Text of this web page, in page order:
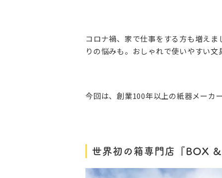
コロナ禍、家で仕事をする方も増え
りの悩みも。おしゃれで使いやすい
今回は、創業100年以上の紙器メーカ
世界初の箱専門店『BOX &